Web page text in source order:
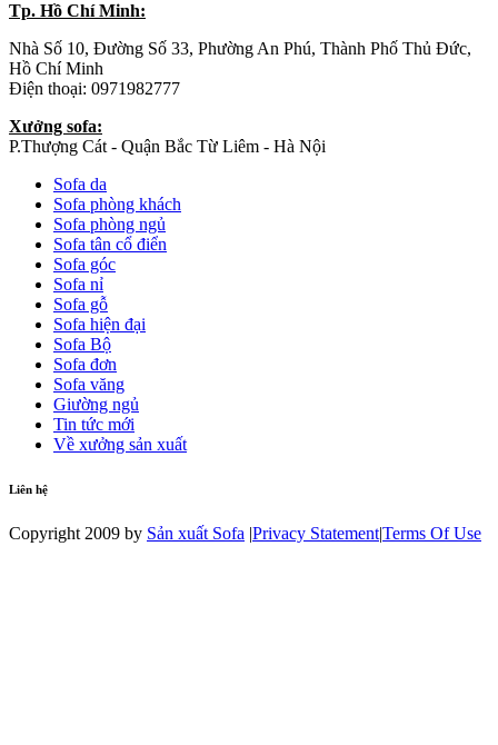
Tp. Hồ Chí Minh:
Nhà Số 10, Đường Số 33, Phường An Phú, Thành Phố Thủ Đức,
Hồ Chí Minh
Điện thoại: 0971982777
Xưởng sofa:
P.Thượng Cát - Quận Bắc Từ Liêm - Hà Nội
Sofa da
Sofa phòng khách
Sofa phòng ngủ
Sofa tân cổ điển
Sofa góc
Sofa nỉ
Sofa gỗ
Sofa hiện đại
Sofa Bộ
Sofa đơn
Sofa văng
Giường ngủ
Tin tức mới
Về xưởng sản xuất
Liên hệ
Copyright 2009 by Sản xuất Sofa |Privacy Statement|Terms Of Use